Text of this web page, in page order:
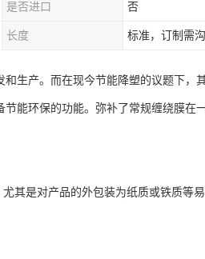
是否进口 否
长度 标准，订制需
生产。而在现今节能降塑的议题下，
能环保的功能。弥补了常规缠绕膜在
其是对产品的外包装为纸质或铁质等